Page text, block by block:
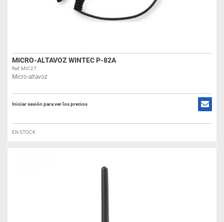
MICRO-ALTAVOZ WINTEC P-82A
Ref: MIC27
Micro-altavoz
Iniciar sesión para ver los precios
EN STOCK